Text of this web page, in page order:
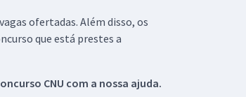
ofertadas. Além disso, os
que está prestes a
CNU com a nossa ajuda.